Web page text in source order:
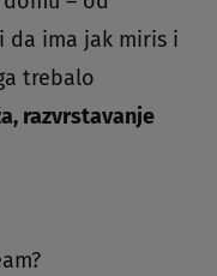
da ima jak miris i
trebalo
razvrstavanje